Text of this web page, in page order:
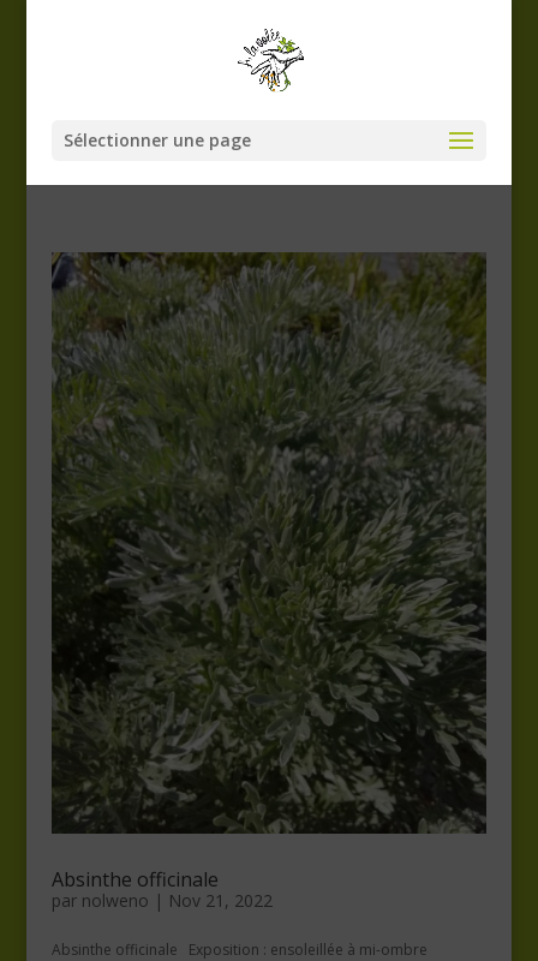
Sélectionner une page
Absinthe officinale
par nolweno | Nov 21, 2022
Absinthe officinale Exposition : ensoleillée à mi-ombre